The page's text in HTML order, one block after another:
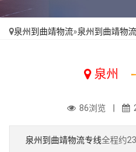
泉州到曲靖物流»泉州到曲靖物
泉州
86浏览 |
泉州到曲靖物流专线全程约